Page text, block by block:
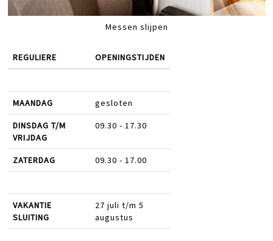
Messen slijpen
REGULIERE OPENINGSTIJDEN
MAANDAG gesloten
DINSDAG T/M
VRIJDAG
09.30 - 17.30
ZATERDAG 09.30 - 17.00
VAKANTIE
SLUITING
27 juli t/m 5
augustus